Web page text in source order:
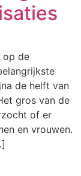
op de
de helft van
gros van de
of er
en vrouwen.